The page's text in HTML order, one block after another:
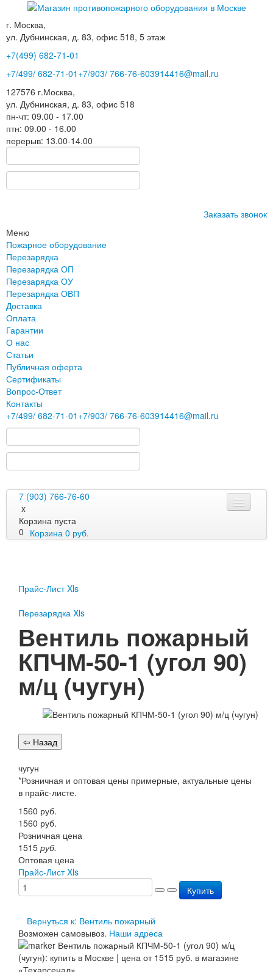
г. Москва,
ул. Дубнинская, д. 83, офис 518, 5 этаж
+7(499) 682-71-01
+7/499/ 682-71-01 +7/903/ 766-76-603914416@mail.ru
127576 г.Москва,
ул. Дубнинская, д. 83, офис 518
пн-чт: 09.00 - 17.00
птн: 09.00 - 16.00
перерыв: 13.00-14.00
Заказать звонок
Меню
Пожарное оборудование
Перезарядка
Перезарядка ОП
Перезарядка ОУ
Перезарядка ОВП
Доставка
Оплата
Гарантии
О нас
Статьи
Публичная оферта
Сертификаты
Вопрос-Ответ
Контакты
+7/499/ 682-71-01 +7/903/ 766-76-603914416@mail.ru
7 (903) 766-76-60
x
Корзина пуста
0 Корзина 0 руб.
Перезарядка ОП
Перезарядка ОВП
Доставка
Оплата
Гарантии
О нас
Публичная оферта
Сертификаты
Вопрос-Ответ
Контакты
Пожарное оборудование
Перезарядка
Перезарядка ОУ
Доставка
Оплата
Статьи
Публичная оферта
Сертификаты
Вопрос-Ответ
Контакты
Прайс-Лист Xls
Перезарядка Xls
Вентиль пожарный
КПЧМ-50-1 (угол 90)
м/ц (чугун)
чугун
*Розничная и оптовая цены примерные, актуальные цены
в прайс-листе.
1560 руб.
1560 руб.
Розничная цена
1515 руб.
Оптовая цена
Прайс-Лист Xls
Купить
Вернуться к: Вентиль пожарный
Возможен самовывоз. Наши адреса